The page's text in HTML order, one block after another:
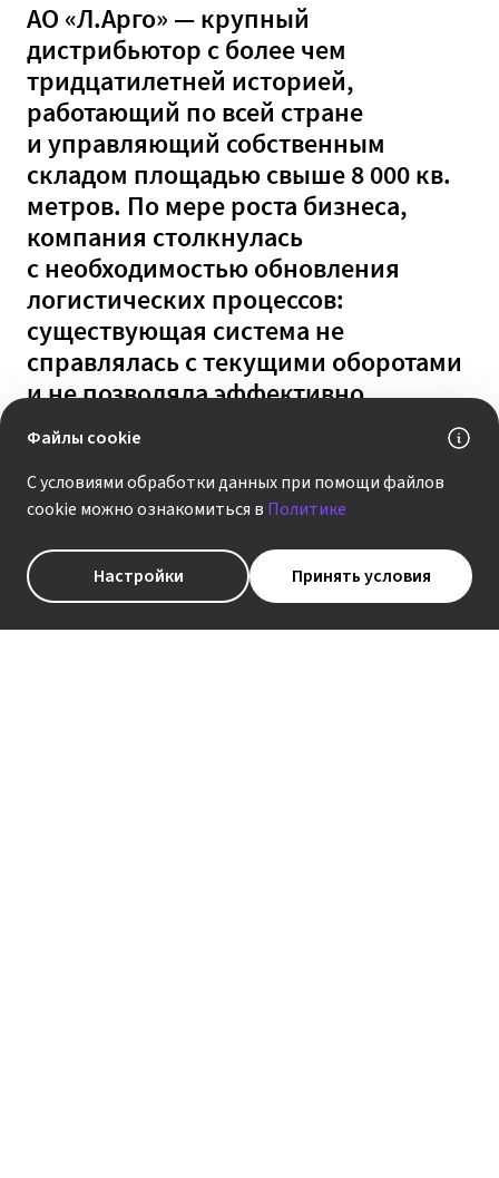
АО «Л.Арго» — крупный
дистрибьютор с более чем
тридцатилетней историей,
работающий по всей стране
и управляющий собственным
складом площадью свыше 8 000 кв.
метров. По мере роста бизнеса,
компания столкнулась
с необходимостью обновления
логистических процессов:
существующая система не
справлялась с текущими оборотами
и не позволяла эффективно
масштабироваться. Отдельным
драйвером для трансформации
стало приближающееся внедрение
маркировки детских товаров.
Команда ГК «КОРУС Консалтинг» внедрит систему
1С:WMS, охватив полный цикл работ —
от обследования до запуска в промышленную
Файлы cookie
С условиями обработки данных при помощи файлов
cookie можно ознакомиться в Политике
Настройки Принять условия